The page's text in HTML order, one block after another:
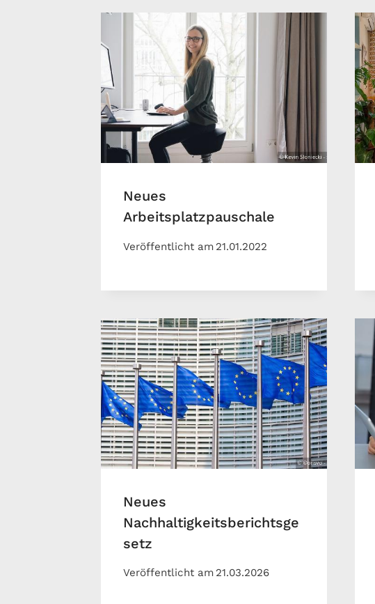
Neues
Arbeitsplatzpauschale
Veröffentlicht am 21.01.2022
Neues
Nachhaltigkeitsberichtsge
setz
Veröffentlicht am 21.03.2026